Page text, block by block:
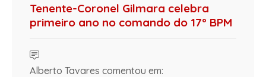
Tenente-Coronel Gilmara celebra
primeiro ano no comando do 17º BPM
Alberto Tavares comentou em: